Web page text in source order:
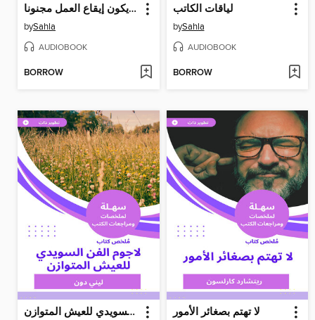
ليس من الضروري أن يكون إيقاع العمل مجنونا
bySahla
AUDIOBOOK
BORROW
لياقات الكاتب
bySahla
AUDIOBOOK
BORROW
لاجوم الفن السويدي للعيش المتوازن لا تهتم بصغائر الأمور